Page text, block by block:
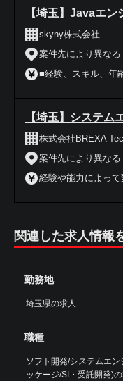
【埼玉】Javaエン
skyny株式会社
案件先により異なる
■経験、スキル、年
【埼玉】システム
株式会社BREXA
案件先により異なる
経験や能力によって
関連した求人情報
勤務地
埼玉県の求人
職種
ソフト開発/システムエン
ッケージ/SI・受託開発)